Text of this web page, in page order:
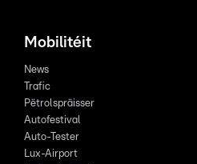
Mobilitéit
News
Trafic
Pëtrolspräisser
Autofestival
Auto-Tester
Lux-Airport